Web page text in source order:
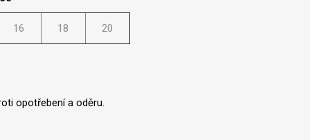
16 18 20
opotřebení a oděru.